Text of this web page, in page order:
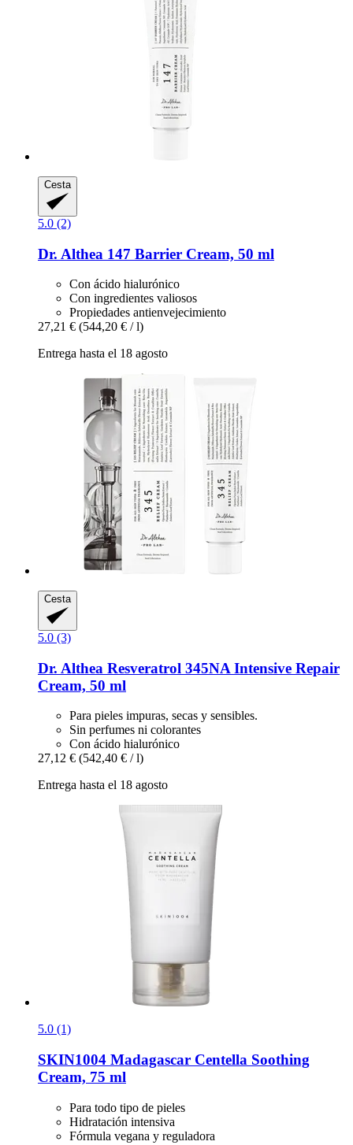
Cesta
5.0 (2)
Dr. Althea 147 Barrier Cream, 50 ml
Con ácido hialurónico
Con ingredientes valiosos
Propiedades antienvejecimiento
27,21 € (544,20 € / l)
Entrega hasta el 18 agosto
Cesta
5.0 (3)
Dr. Althea Resveratrol 345NA Intensive Repair
Cream, 50 ml
Para pieles impuras, secas y sensibles.
Sin perfumes ni colorantes
Con ácido hialurónico
27,12 € (542,40 € / l)
Entrega hasta el 18 agosto
5.0 (1)
SKIN1004 Madagascar Centella Soothing
Cream, 75 ml
Para todo tipo de pieles
Hidratación intensiva
Fórmula vegana y reguladora